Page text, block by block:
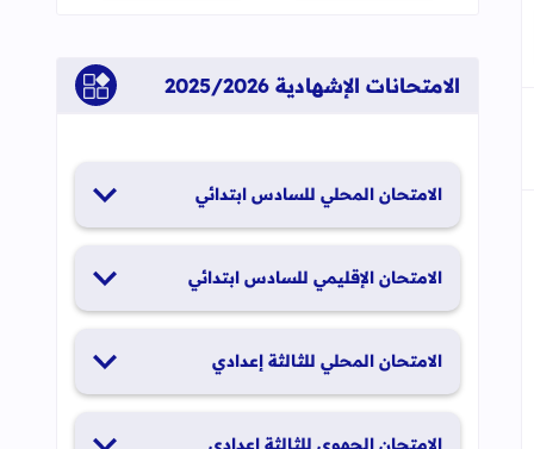
الامتحانات الإشهادية 2025/2026
الامتحان المحلي للسادس ابتدائي
الامتحان الإقليمي للسادس ابتدائي
الامتحان المحلي للثالثة إعدادي
الامتحان الجهوي للثالثة إعدادي